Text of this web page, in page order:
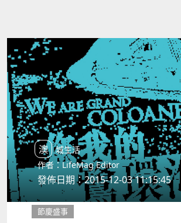
澳城生活
作者：LifeMag Editor
發佈日期：2015-12-03 11:15:45
節慶盛事